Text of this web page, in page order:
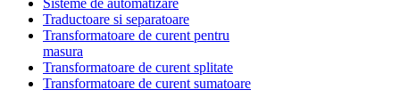
Sisteme de automatizare
Traductoare si separatoare
Transformatoare de curent pentru
masura
Transformatoare de curent splitate
Transformatoare de curent sumatoare